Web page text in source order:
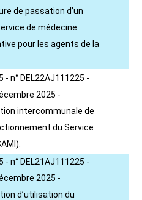
de passation d’un
de médecine
pour les agents de la
n° DEL22AJ111225 -
2025 -
intercommunale de
du Service
n° DEL21AJ111225 -
2025 -
d’utilisation du